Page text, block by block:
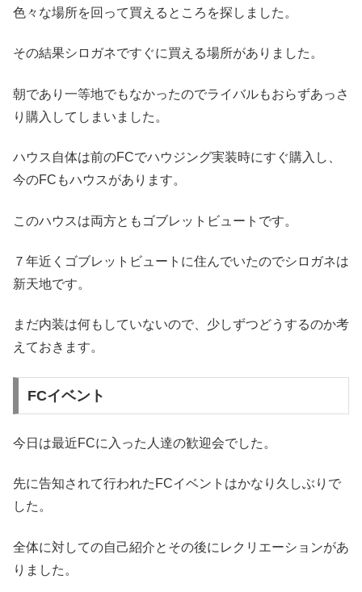
色々な場所を回って買えるところを探しました。
その結果シロガネですぐに買える場所がありました。
朝であり一等地でもなかったのでライバルもおらずあっさ
り購入してしまいました。
ハウス自体は前のFCでハウジング実装時にすぐ購入し、
今のFCもハウスがあります。
このハウスは両方ともゴブレットビュートです。
７年近くゴブレットビュートに住んでいたのでシロガネは
新天地です。
まだ内装は何もしていないので、少しずつどうするのか考
えておきます。
FCイベント
今日は最近FCに入った人達の歓迎会でした。
先に告知されて行われたFCイベントはかなり久しぶりで
した。
全体に対しての自己紹介とその後にレクリエーションがあ
りました。